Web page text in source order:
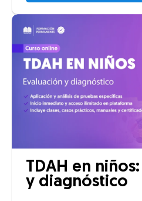
TDAH en
y diagnóstico